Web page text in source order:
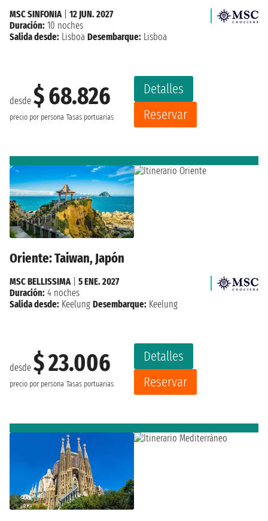
desde $ 68.826
precio por persona Tasas portuarias
Detalles
Reservar
MSC SINFONIA| 12 JUN. 2027
Duración: 10 noches
Salida desde: Lisboa Desembarque: Lisboa
Oriente: Taiwan, Japón
desde $ 23.006
precio por persona Tasas portuarias
Detalles
Reservar
MSC BELLISSIMA
5 ENE. 2027
Duración: 4 noches
Salida desde: Keelung Desembarque: Keelung